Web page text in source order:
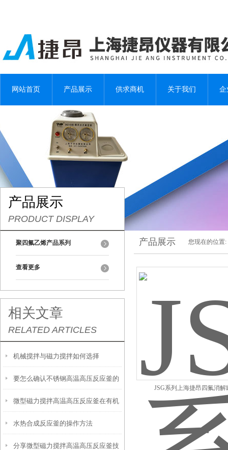
网站首页 产品展示 供求商机 关于我们 企
产品展示
PRODUCT DISPLAY
聚四氟乙烯产品系列
查看更多
相关文章
RELATED ARTICLES
机械搅拌与磁力搅拌如何选择
要怎么确认不锈钢高温高压反应釜的
密封是否做到位？
微型磁力搅拌高温高压反应釜在有机
合成领域中的应用
水热合成反应釜的操作方法
分享微型磁力搅拌高温高压反应釜技
产品展示 您现在的位置:
JSG系列上海捷昂四氟消解